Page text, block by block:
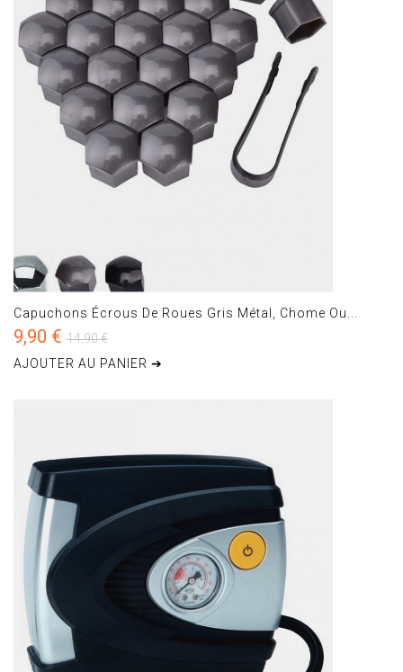
Capuchons Écrous De Roues Gris Métal, Chome Ou...
9,90 € 14,90 €
AJOUTER AU PANIER ➔